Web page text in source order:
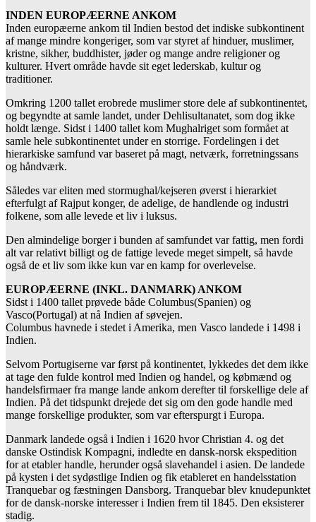
INDEN EUROPÆERNE ANKOM
Inden europæerne ankom til Indien bestod det indiske subkontinent
af mange mindre kongeriger, som var styret af hinduer, muslimer,
kristne, sikher, buddhister, jøder og mange andre religioner og
kulturer. Hvert område havde sit eget lederskab, kultur og
traditioner.
Omkring 1200 tallet erobrede muslimer store dele af subkontinentet,
og begyndte at samle landet, under Dehlisultanatet, som dog ikke
holdt længe. Sidst i 1400 tallet kom Mughalriget som formået at
samle hele subkontinentet under en storrige. Fordelingen i det
hierarkiske samfund var baseret på magt, netværk, forretningssans
og håndværk.
Således var eliten med stormughal/kejseren øverst i hierarkiet
efterfulgt af Rajput konger, de adelige, de handlende og industri
folkene, som alle levede et liv i luksus.
Den almindelige borger i bunden af samfundet var fattig, men fordi
alt var relativt billigt og de fattige levede meget simpelt, så havde
også de et liv som ikke kun var en kamp for overlevelse.
EUROPÆERNE (INKL. DANMARK) ANKOM
Sidst i 1400 tallet prøvede både Columbus(Spanien) og
Vasco(Portugal) at nå Indien af søvejen.
Columbus havnede i stedet i Amerika, men Vasco landede i 1498 i
Indien.
Selvom Portugiserne var først på kontinentet, lykkedes det dem ikke
at tage den fulde kontrol med Indien og handel, og købmænd og
handelsfirmaer fra mange lande ankom derefter til forskellige dele af
Indien. På det tidspunkt drejede det sig om den gode handle med
mange forskellige produkter, som var efterspurgt i Europa.
Danmark landede også i Indien i 1620 hvor Christian 4. og det
danske Ostindisk Kompagni, indledte en dansk-norsk ekspedition
for at etabler handle, herunder også slavehandel i asien. De landede
på kysten i det sydøstlige Indien og fik etableret en handelsstation
Tranquebar og fæstningen Dansborg. Tranquebar blev knudepunktet
for de dansk-norske interesser i Indien frem til 1845. Den eksisterer
stadig.